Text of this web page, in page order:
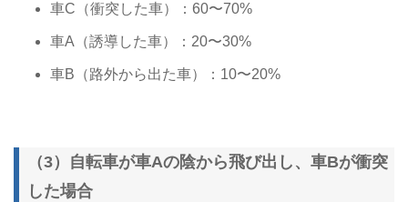
車C（衝突した車）：60〜70%
車A（誘導した車）：20〜30%
車B（路外から出た車）：10〜20%
（3）自転車が車Aの陰から飛び出し、車Bが衝突
した場合